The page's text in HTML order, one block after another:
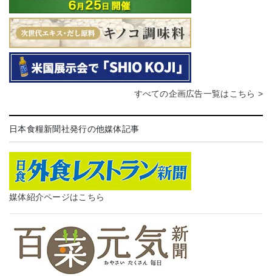
すべての企画広告一覧はこちら >
日本食糧新聞社発行の他媒体記事
媒体紹介ページはこちら